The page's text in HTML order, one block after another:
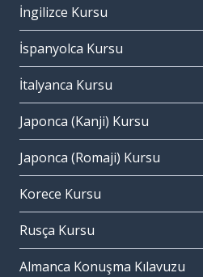
İngilizce Kursu
İspanyolca Kursu
İtalyanca Kursu
Japonca (Kanji) Kursu
Japonca (Romaji) Kursu
Korece Kursu
Rusça Kursu
Almanca Konuşma Kılavuzu